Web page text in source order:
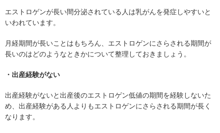
エストロゲンが長い間分泌されている人は乳がんを発症しやすいと
いわれています。
月経期間が長いことはもちろん、エストロゲンにさらされる期間が
長いのはどのようなときかについて整理しておきましょう。
・出産経験がない
出産経験がないと出産後のエストロゲン低値の期間を経験しないた
め、出産経験がある人よりもエストロゲンにさらされる期間が長く
なります。